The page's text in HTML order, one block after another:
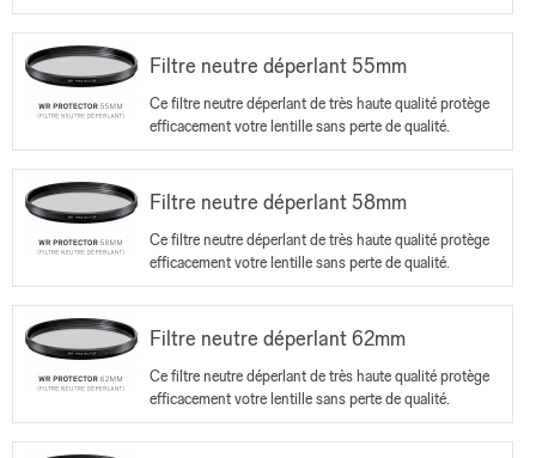
Filtre neutre déperlant 55mm
Ce filtre neutre déperlant de très haute qualité protège
efficacement votre lentille sans perte de qualité.
Filtre neutre déperlant 58mm
Ce filtre neutre déperlant de très haute qualité protège
efficacement votre lentille sans perte de qualité.
Filtre neutre déperlant 62mm
Ce filtre neutre déperlant de très haute qualité protège
efficacement votre lentille sans perte de qualité.